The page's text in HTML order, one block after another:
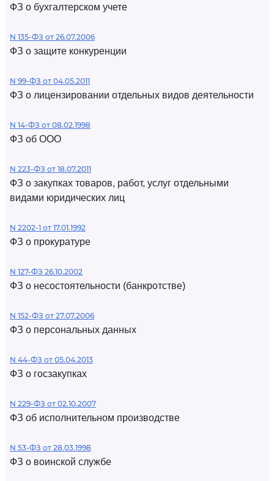
ФЗ о бухгалтерском учете
N 135-ФЗ от 26.07.2006
ФЗ о защите конкуренции
N 99-ФЗ от 04.05.2011
ФЗ о лицензировании отдельных видов деятельности
N 14-ФЗ от 08.02.1998
ФЗ об ООО
N 223-ФЗ от 18.07.2011
ФЗ о закупках товаров, работ, услуг отдельными
видами юридических лиц
N 2202-1 от 17.01.1992
ФЗ о прокуратуре
N 127-ФЗ 26.10.2002
ФЗ о несостоятельности (банкротстве)
N 152-ФЗ от 27.07.2006
ФЗ о персональных данных
N 44-ФЗ от 05.04.2013
ФЗ о госзакупках
N 229-ФЗ от 02.10.2007
ФЗ об исполнительном производстве
N 53-ФЗ от 28.03.1998
ФЗ о воинской службе